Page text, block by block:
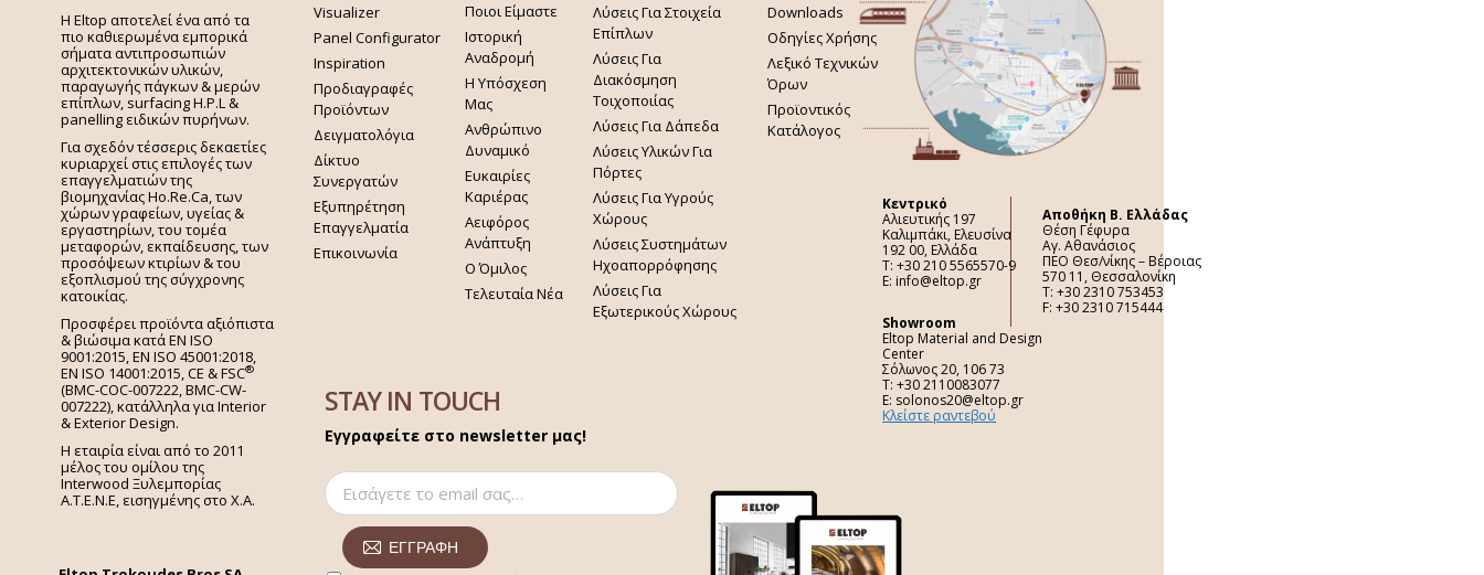
H Eltop αποτελεί ένα από τα
πιο καθιερωμένα εμπορικά
σήματα αντιπροσωπιών
αρχιτεκτονικών υλικών,
παραγωγής πάγκων & μερών
επίπλων, surfacing H.P.L &
panelling ειδικών πυρήνων.
Για σχεδόν τέσσερις δεκαετίες
κυριαρχεί στις επιλογές των
επαγγελματιών της
βιομηχανίας Ho.Re.Ca, των
χώρων γραφείων, υγείας &
εργαστηρίων, του τομέα
μεταφορών, εκπαίδευσης, των
προσόψεων κτιρίων & του
εξοπλισμού της σύγχρονης
κατοικίας.
Προσφέρει προϊόντα αξιόπιστα
& βιώσιμα κατά EN ISO
9001:2015, EN ISO 45001:2018,
EN ISO 14001:2015,CE & FSC®
(BMC-COC-007222, BMC-CW-
007222), κατάλληλα για Interior
& Exterior Design.
Η εταιρία είναι από το 2011
μέλος του ομίλου της
Interwood Ξυλεμπορίας
Α.Τ.Ε.Ν.Ε, εισηγμένης στο Χ.A.
Visualizer
Panel Configurator
Inspiration
Προδιαγραφές
Προϊόντων
Δειγματολόγια
Δίκτυο
Συνεργατών
Εξυπηρέτηση
Επαγγελματία
Επικοινωνία
Ποιοι Είμαστε
Ιστορική
Αναδρομή
Η Υπόσχεση
Μας
Ανθρώπινο
Δυναμικό
Ευκαιρίες
Καριέρας
Αειφόρος
Ανάπτυξη
Ο Όμιλος
Τελευταία Νέα
Λύσεις Για Στοιχεία
Επίπλων
Λύσεις Για
Διακόσμηση
Τοιχοποιίας
Λύσεις Για Δάπεδα
Λύσεις Υλικών Για
Πόρτες
Λύσεις Για Υγρούς
Χώρους
Λύσεις Συστημάτων
Ηχοαπορρόφησης
Λύσεις Για
Εξωτερικούς Χώρους
Downloads
Οδηγίες Χρήσης
Λεξικό Τεχνικών
Όρων
Προϊοντικός
Κατάλογος
Κεντρικό
Αλιευτικής 197
Καλιμπάκι, Ελευσίνα
192 00, Ελλάδα
Τ: +30 210 5565570-9
E: info@eltop.gr
Showroom
Eltop Material and Design
Center
Σόλωνος 20, 106 73
Τ: +30 2110083077
E: solonos20@eltop.gr
Κλείστε ραντεβού
Aποθήκη Β. Ελλάδας
Θέση Γέφυρα
Αγ. Αθανάσιος
ΠΕΟ Θεσ/νίκης – Βέροιας
570 11, Θεσσαλονίκη
Τ: +30 2310 753453
F: +30 2310 715444
STAY IN TOUCH
Εγγραφείτε στο newsletter μας!